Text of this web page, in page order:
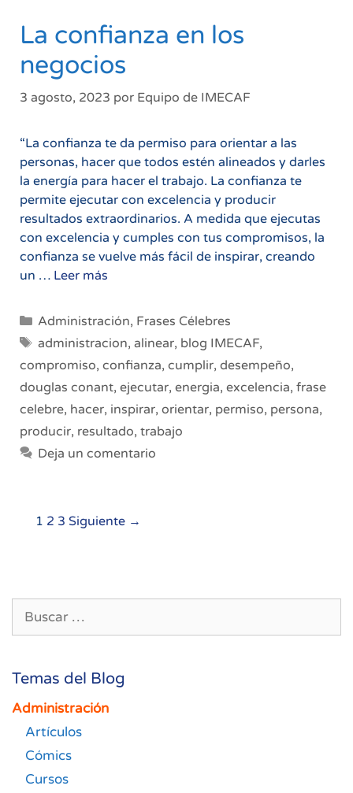
La confianza en los
negocios
3 agosto, 2023 por Equipo de IMECAF
“La confianza te da permiso para orientar a las
personas, hacer que todos estén alineados y darles
la energía para hacer el trabajo. La confianza te
permite ejecutar con excelencia y producir
resultados extraordinarios. A medida que ejecutas
con excelencia y cumples con tus compromisos, la
confianza se vuelve más fácil de inspirar, creando
un … Leer más
en
negocios
Categorías
Administración, Frases Célebres
Etiquetas
administracion, alinear, blog IMECAF,
compromiso, confianza, cumplir, desempeño,
douglas conant, ejecutar, energia, excelencia, frase
celebre, hacer, inspirar, orientar, permiso, persona,
producir, resultado, trabajo
Deja un comentario
Navegación
1 2 3 Siguiente →
Temas del Blog
Administración
Artículos
Cómics
Cursos